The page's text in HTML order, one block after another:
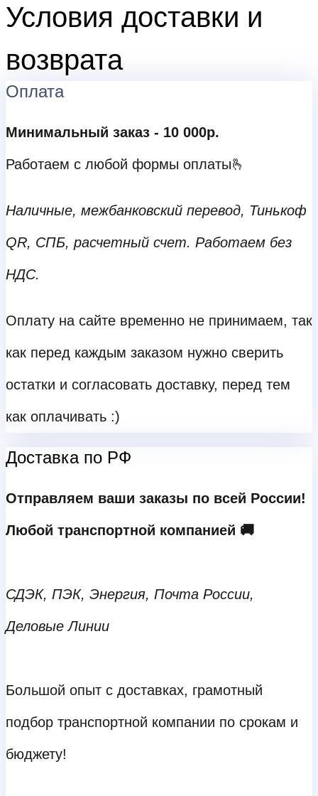
Условия доставки и
возврата
Оплата
Минимальный заказ - 10 000р.
Работаем с любой формы оплаты🫰
Наличные, межбанковский перевод, Тинькоф
QR, СПБ, расчетный счет. Работаем без
НДС.
Оплату на сайте временно не принимаем, так
как перед каждым заказом нужно сверить
остатки и согласовать доставку, перед тем
как оплачивать :)
Доставка по РФ
Отправляем ваши заказы по всей России!
Любой транспортной компанией 🚚
СДЭК, ПЭК, Энергия, Почта России,
Деловые Линии
Большой опыт с доставках, грамотный
подбор транспортной компании по срокам и
бюджету!